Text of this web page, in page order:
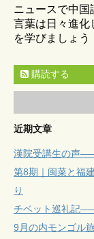
ニュースで中国
言葉は日々進化
を学びましょう
購読する
近期文章
漢院受講生の声
第8期｜闽菜と福
り
チベット巡礼記
9月の内モンゴル